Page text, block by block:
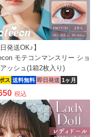
日発送OK♪】
モテコンマンスリー ショ
ッシュ(1箱2枚入り)
ス 送料無料 即日発送 1ヶ月
税込